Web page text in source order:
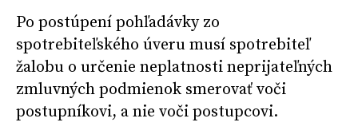
Po postúpení pohľadávky zo
spotrebiteľského úveru musí spotrebiteľ
žalobu o určenie neplatnosti neprijateľných
zmluvných podmienok smerovať voči
postupníkovi, a nie voči postupcovi.